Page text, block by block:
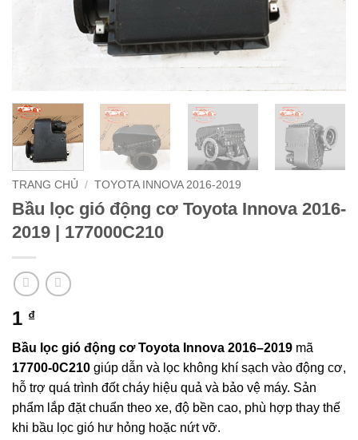
TRANG CHỦ / TOYOTA INNOVA 2016-2019
Bầu lọc gió động cơ Toyota Innova 2016-
2019 | 177000C210
1 ₫
Bầu lọc gió động cơ Toyota Innova 2016–2019 mã
17700-0C210 giúp dẫn và lọc không khí sạch vào động cơ,
hỗ trợ quá trình đốt cháy hiệu quả và bảo vệ máy. Sản
phẩm lắp đặt chuẩn theo xe, độ bền cao, phù hợp thay thế
khi bầu lọc gió hư hỏng hoặc nứt vỡ.